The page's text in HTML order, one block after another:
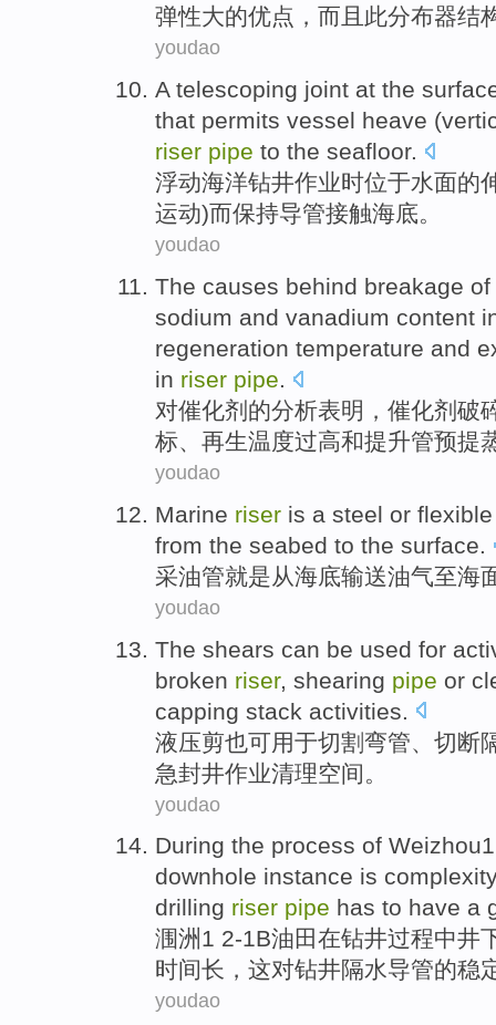
弹性大的优点， 而且 此分布器结
youdao
A telescoping joint at the
that permits vessel heave (
riser pipe to the seafloor.
浮动海洋钻井作业时位于水面的
运动)而保持导管接触海底。
youdao
The causes behind breakage of
sodium and vanadium content
regeneration temperature and
in riser pipe.
对催化剂 的分析表明，催化剂 破
标、 再生温度过高和提升管预提
youdao
Marine riser is a steel or flexible
from the seabed to the surface.
采油管就是从海底输送油气至海
youdao
The shears can be used for
broken riser, shearing pipe or
capping stack activities.
液压剪也可用于切割弯管、切断
急封井作业清理空间 。
youdao
During the process of
downhole instance is complexity
drilling riser pipe has to have a
涠洲1 2-1B油田在钻井过程中井
时间长 ， 这对钻井隔水导管的稳
youdao